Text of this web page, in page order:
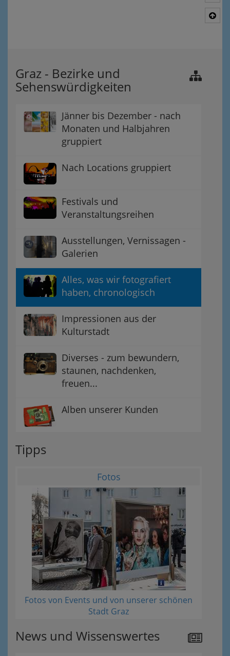
Graz - Bezirke und
Sehenswürdigkeiten
Jänner bis Dezember - nach
Monaten und Halbjahren
gruppiert
Nach Locations gruppiert
Festivals und
Veranstaltungsreihen
Ausstellungen, Vernissagen -
Galerien
Alles, was wir fotografiert
haben, chronologisch
Impressionen aus der
Kulturstadt
Diverses - zum bewundern,
staunen, nachdenken,
freuen...
Alben unserer Kunden
Tipps
Fotos
Fotos von Events und von unserer schönen
Stadt Graz
News und Wissenswertes